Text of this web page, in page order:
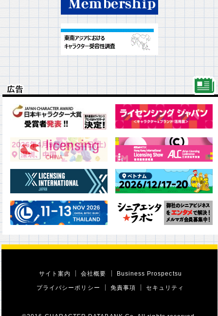
広告
広告
サイト案内 会社概要 Business Prospectsu
プライバシーポリシー 免責事項 セキュリティ